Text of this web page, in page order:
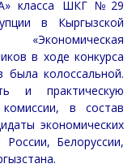
класса ШКГ №29
в Кыргызской
в ходе конкурса
была колоссальной.
и практическую
в состав
экономических
Белоруссии,